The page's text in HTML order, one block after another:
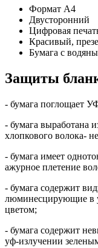
Формат А4
Двусторонний
Цифровая
Красивый,
Бумага с
Защиты
- бумага поглощает
- бумага выработана
хлопкового волока-
- бумага имеет
ажурное плетение
- бумага содержит
люминесцирующие в
цветом;
- бумага содержит
уф-излучении